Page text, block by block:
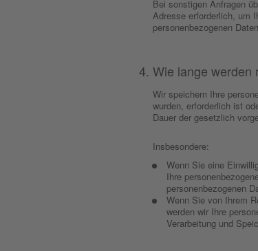
Bei sonstigen Anfragen
Adresse erforderlich, um
personenbezogenen
Wie lange werden
Wir speichern Ihre
wurden, erforderlich ist
Dauer der gesetzlich
Insbesondere:
Wenn Sie eine
Ihre
personenbezogenen
Wenn Sie von Ihrem
werden wir Ihre
Verarbeitung und